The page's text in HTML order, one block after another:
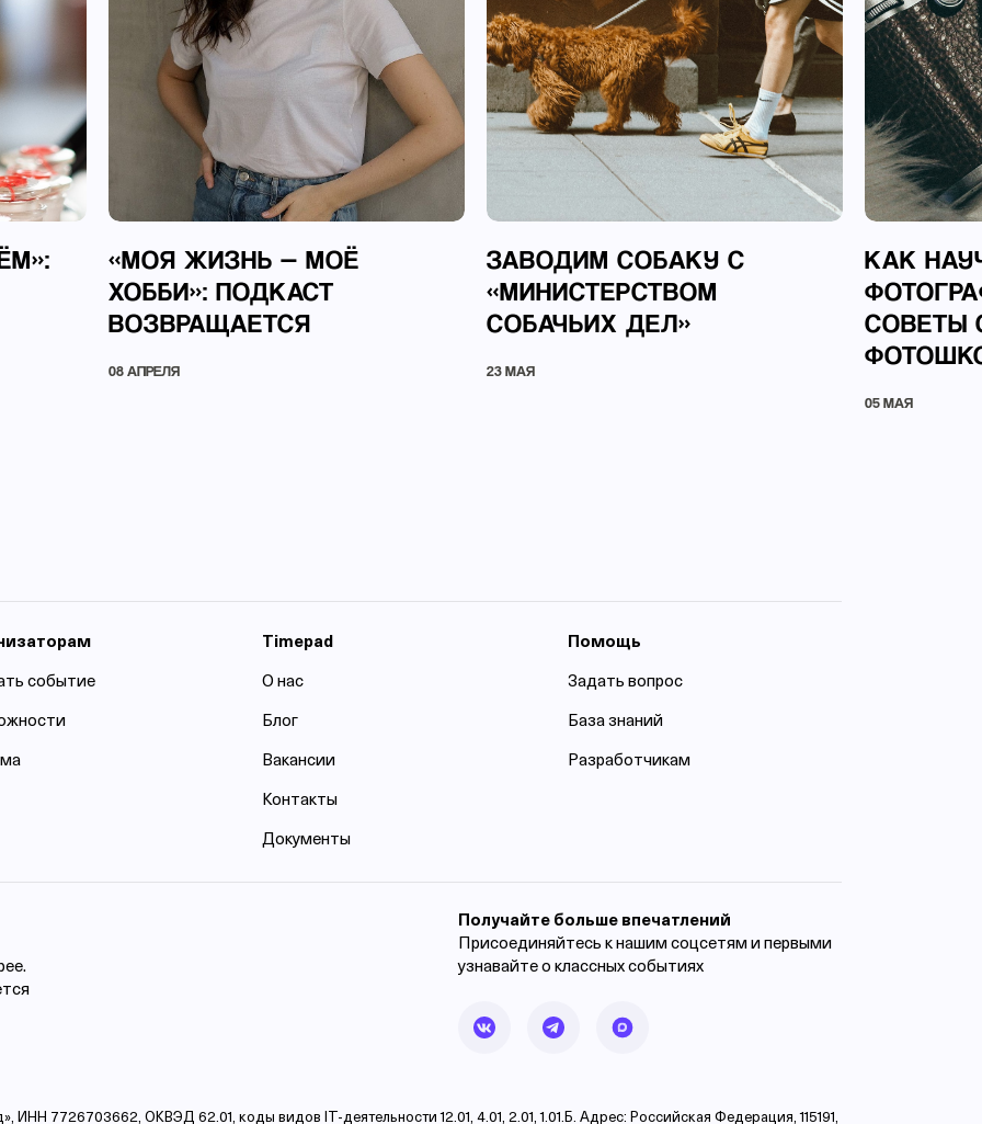
«МОЯ ЖИЗНЬ — МОЁ
ХОББИ»: ПОДКАСТ
ВОЗВРАЩАЕТСЯ
08 АПРЕЛЯ
ЗАВОДИМ СОБАКУ С
«МИНИСТЕРСТВОМ
СОБАЧЬИХ ДЕЛ»
23 МАЯ
КАК
СОВЕТЫ
05 МАЯ
событие
Timepad
О нас
Блог
Вакансии
Контакты
Документы
Помощь
Задать вопрос
База знаний
Разработчикам
Получайте больше впечатлений
Присоединяйтесь к нашим соцсетям и первыми
узнавайте о классных событиях
7726703662, ОКВЭД 62.01, коды видов IT-деятельности 12.01, 4.01, 2.01, 1.01.Б. Адрес: Российская Федерация, 115191,